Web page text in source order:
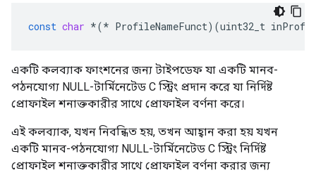
const char *(* ProfileNameFunct)(uint32_t
একটি কলব্যাক ফাংশনের জন্য টাইপডেফ যা একটি মানব-
পঠনযোগ্য NULL-টার্মিনেটেড C স্ট্রিং প্রদান করে যা নির্দিষ্ট
প্রোফাইল শনাক্তকারীর সাথে প্রোফাইল বর্ণনা করে।
এই কলব্যাক, যখন নিবন্ধিত হয়, তখন আহ্বান করা হয় যখন
একটি মানব-পঠনযোগ্য NULL-টার্মিনেটেড C স্ট্রিং নির্দিষ্ট
প্রোফাইল শনাক্তকারীর সাথে প্রোফাইল বর্ণনা করার জন্য